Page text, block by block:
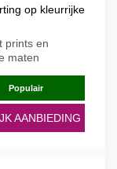
op kleurrijke
prints en
maten
Populair
AANBIEDING